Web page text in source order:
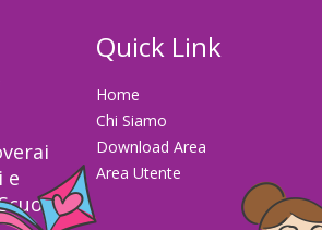
e
Quick Link
Home
Chi Siamo
Download Area
Area Utente